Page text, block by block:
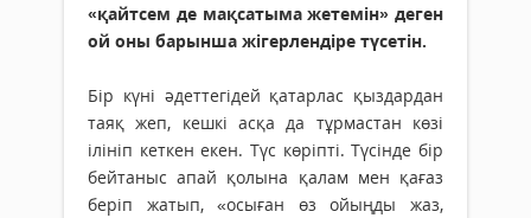
«қайтсем де мақсатыма жетемін» деген
ой оны барынша жігерлендіре түсетін.
Бір күні әдеттегідей қатарлас қыздардан
таяқ жеп, кешкі асқа да тұрмастан көзі
ілініп кеткен екен. Түс көріпті. Түсінде бір
бейтаныс апай қолына қалам мен қағаз
беріп жатып, «осыған өз ойыңды жаз,